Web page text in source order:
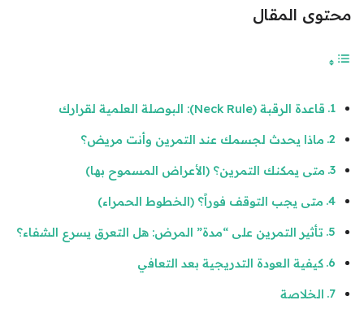
محتوى المقال
قاعدة الرقبة (Neck Rule): البوصلة العلمية لقرارك
ماذا يحدث لجسمك عند التمرين وأنت مريض؟
متى يمكنك التمرين؟ (الأعراض المسموح بها)
متى يجب التوقف فوراً؟ (الخطوط الحمراء)
تأثير التمرين على “مدة” المرض: هل التعرق يسرع الشفاء؟
كيفية العودة التدريجية بعد التعافي
الخلاصة